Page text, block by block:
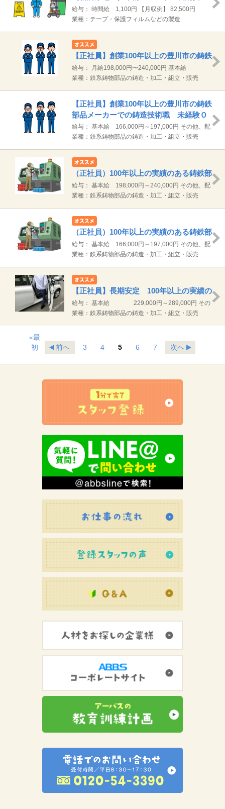
定 工場内日常清掃
給与： 時間給 1,100円 【月収例】 82,500円
（1100円×3.75H）×20日 通勤手当は別途規定支給
業種：テープ・保護フィルムなどの製造
【正社員】創業100年以上の豊川市の鋳鉄
部品メーカーでの鋳造技術職 長期安定
給与： 月給198,000円〜240,000円 基本給
198,000円～240,000円 その他、配偶者手当、家族
期間3ヶ月（試用期間中の労働条件変動なし）
業種：鉄系鋳物部品の鋳造・加工・組立・販売
【正社員】創業100年以上の豊川市の鋳鉄
部品メーカーでの鋳造技術職 未経験Ｏ
Ｋ
給与： 基本給 166,000円～197,000円 その他、配
偶者手当、家族手当あり。 通勤手当実費支給（上限
動なし）
業種：鉄系鋳物部品の鋳造・加工・組立・販売
（正社員）100年以上の実績のある鋳鉄部
品メーカーでの加工技術職
給与： 基本給 198,000円～240,000円 その他、配
偶者手当、家族手当あり。 通勤手当実費支給（上限
動なし）
業種：鉄系鋳物部品の鋳造・加工・組立・販売
（正社員）100年以上の実績のある鋳鉄部
品メーカーでの加工技術職 未経験ＯＫ
給与： 基本給 166,000円～197,000円 その他、配
偶者手当、家族手当あり。 通勤手当実費支給（上限
動なし）
業種：鉄系鋳物部品の鋳造・加工・組立・販売
【正社員】長期安定 100年以上の実績の
ある鋳鉄部品メーカーでのルート営業
給与： 基本給 229,000円～289,000円 その
他、配偶者手当、家族手当あり。 通勤手当実費支給
業種：鉄系鋳物部品の鋳造・加工・組立・販売
«最
初
前へ 3 4 5 6 7 次へ